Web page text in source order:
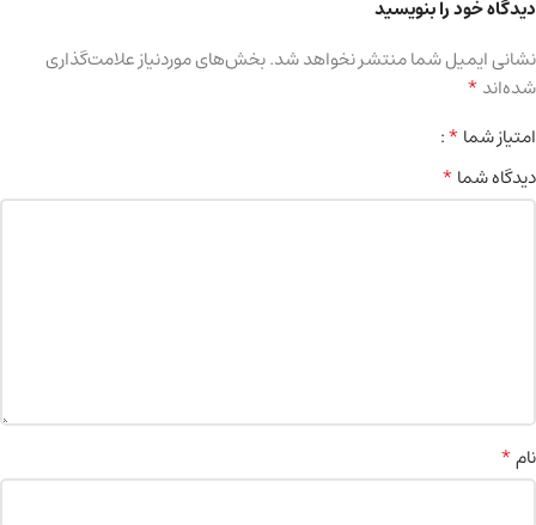
دیدگاه خود را بنویسید
نشانی ایمیل شما منتشر نخواهد شد.بخش‌های موردنیاز علامت‌گذاری
شده‌اند*
امتیاز شما*
دیدگاه شما*
نام*